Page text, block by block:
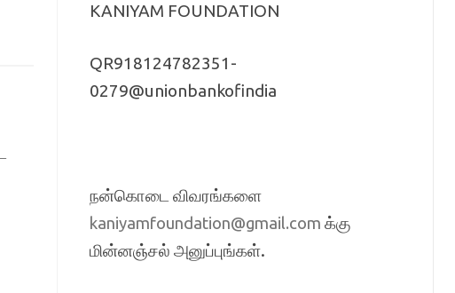
KANIYAM FOUNDATION
QR918124782351-
0279@unionbankofindia
நன்கொடை விவரங்களை
kaniyamfoundation@gmail.com க்கு
மின்னஞ்சல் அனுப்புங்கள்.